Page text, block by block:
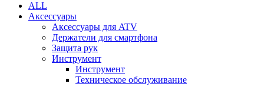
ALL
Аксессуары
Аксессуары для ATV
Держатели для смартфона
Защита рук
Инструмент
Инструмент
Техническое обслуживание